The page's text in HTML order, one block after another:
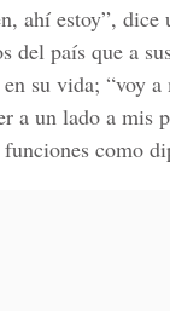
ahí estoy”, dice
del país que a
su vida; “voy
a un lado a mis
como